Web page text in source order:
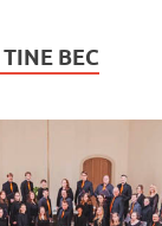
TINE BEC